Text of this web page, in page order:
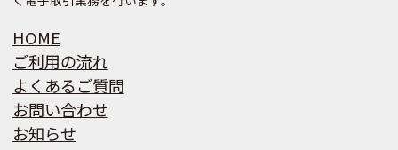
HOME
ご利用の流れ
よくあるご質問
お問い合わせ
お知らせ